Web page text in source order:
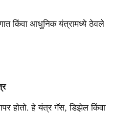
किंवा आधुनिक यंत्रामध्ये ठेवले
होतो. हे यंत्र गॅस, डिझेल किंवा